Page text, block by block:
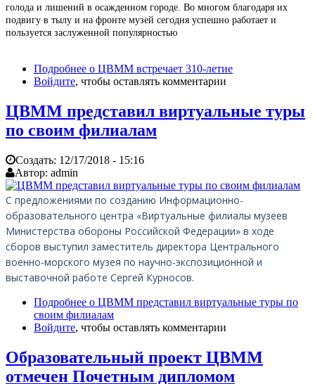
голода и лишений в осажденном городе. Во многом благодаря их
подвигу в тылу и на фронте музей сегодня успешно работает и
пользуется заслуженной популярностью
Подробнее о ЦВММ встречает 310-летие
Войдите, чтобы оставлять комментарии
ЦВММ представил виртуальные туры
по своим филиалам
Создать: 12/17/2018 - 15:16
Автор: admin
С предложениями по созданию Информационно-
образовательного центра «Виртуальные филиалы музеев
Министерства обороны Российской Федерации» в ходе
сборов выступил заместитель директора Центрального
военно-морского музея по научно-экспозиционной и
выставочной работе Сергей Курносов.
Подробнее о ЦВММ представил виртуальные туры по
своим филиалам
Войдите, чтобы оставлять комментарии
Образовательный проект ЦВММ
отмечен Почетным дипломом